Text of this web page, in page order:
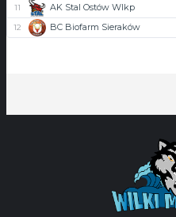
11
AK Stal Ostów Wlkp
12
BC Biofarm Sieraków